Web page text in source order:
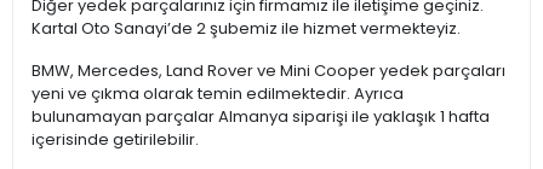
Diğer yedek parçalarınız için firmamız ile iletişime geçiniz.
Kartal Oto Sanayi’de 2 şubemiz ile hizmet vermekteyiz.
BMW, Mercedes, Land Rover ve Mini Cooper yedek parçaları
yeni ve çıkma olarak temin edilmektedir. Ayrıca
bulunamayan parçalar Almanya siparişi ile yaklaşık 1 hafta
içerisinde getirilebilir.